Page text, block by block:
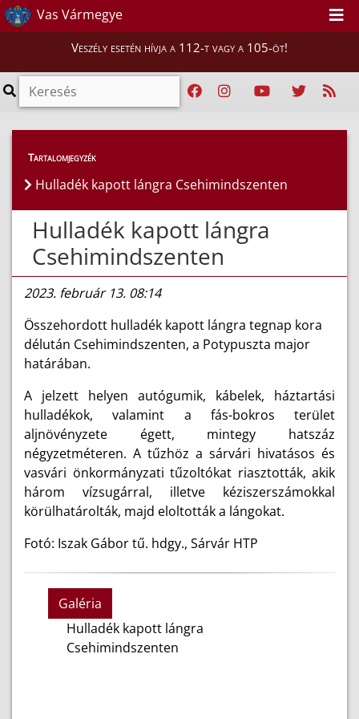
Vas Vármegye
Veszély esetén hívja a 112-t vagy a 105-öt!
Híreink > Hírek
Tartalomjegyzék
Hulladék kapott lángra Csehimindszenten
Hulladék kapott lángra
Csehimindszenten
2023. február 13. 08:14
Összehordott hulladék kapott lángra tegnap kora
délután Csehimindszenten, a Potypuszta major
határában.
A jelzett helyen autógumik, kábelek, háztartási
hulladékok, valamint a fás-bokros terület
aljnövényzete égett, mintegy hatszáz
négyzetméteren. A tűzhöz a sárvári hivatásos és
vasvári önkormányzati tűzoltókat riasztották, akik
három vízsugárral, illetve kéziszerszámokkal
körülhatárolták, majd eloltották a lángokat.
Fotó: Iszak Gábor tű. hdgy., Sárvár HTP
Galéria
Hulladék kapott lángra
Csehimindszenten